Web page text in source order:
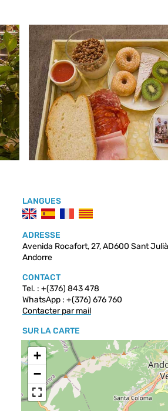
LANGUES
ADRESSE
Avenida Rocafort, 27, AD600 Sant
Andorre
CONTACT
Tel. : +(376) 843 478
WhatsApp : +(376) 676 760
Contacter par mail
SUR LA CARTE